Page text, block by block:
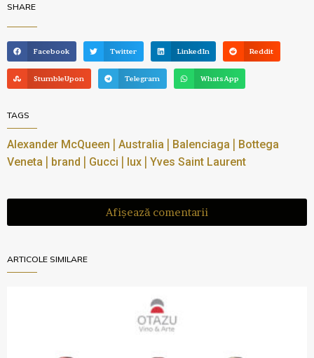
SHARE
Facebook Twitter LinkedIn Reddit
StumbleUpon Telegram WhatsApp
TAGS
Alexander McQueen Australia Balenciaga
Bottega
Veneta
brand Gucci lux Yves Saint Laurent
Afișează comentarii
ARTICOLE SIMILARE